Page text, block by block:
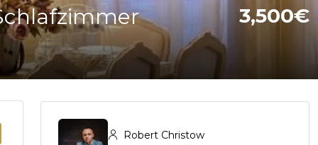
3,500€
Robert Christow